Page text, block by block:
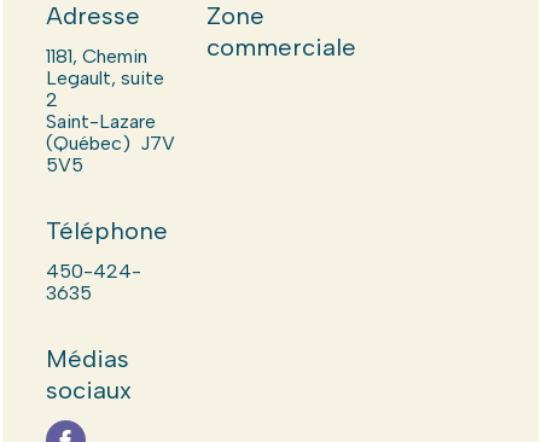
Adresse
1181, Chemin
Legault, suite
2
Saint-Lazare
(Québec) J7V
5V5
Téléphone
450-424-
3635
Médias
sociaux
Zone
commerciale